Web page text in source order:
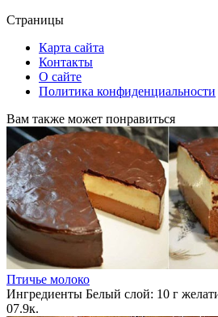
Страницы
Карта сайта
Контакты
О сайте
Политика конфиденциальности
Вам также может понравиться
Птичье молоко
Ингредиенты Белый слой: 10 г
07.9к.